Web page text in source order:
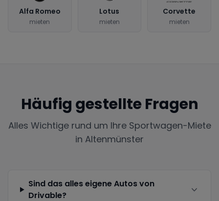
Alfa Romeo
mieten
Lotus
mieten
Corvette
mieten
Häufig gestellte Fragen
Alles Wichtige rund um Ihre Sportwagen-Miete
in Altenmünster
Sind das alles eigene Autos von
Drivable?